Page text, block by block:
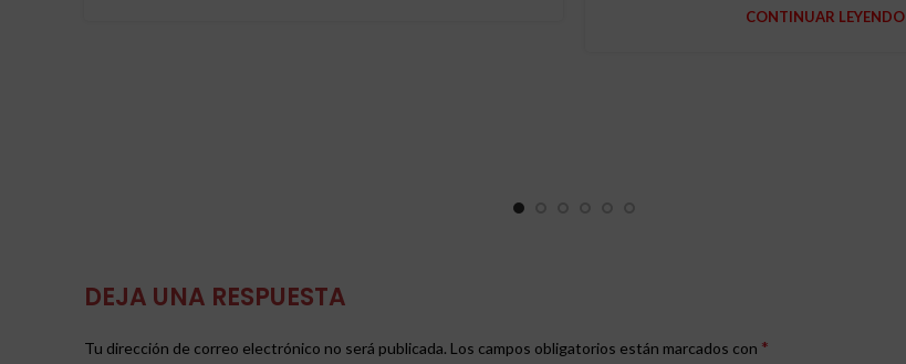
CONTINUAR LEYENDO
DEJA UNA RESPUESTA
Tu dirección de correo electrónico no será publicada. Los campos obligatorios están marcados con *